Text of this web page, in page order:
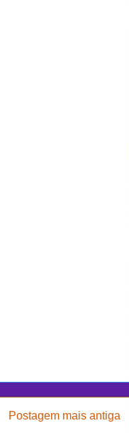
Postagem mais antiga